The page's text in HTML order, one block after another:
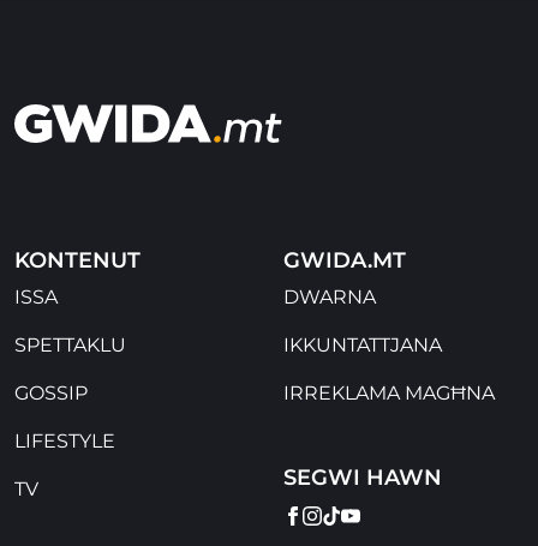
KONTENUT
ISSA
SPETTAKLU
GOSSIP
LIFESTYLE
TV
GWIDA.MT
DWARNA
IKKUNTATTJANA
IRREKLAMA MAGĦNA
SEGWI HAWN
FACEBOOK
INSTAGRAM
TIKTOK
YOUTUBE